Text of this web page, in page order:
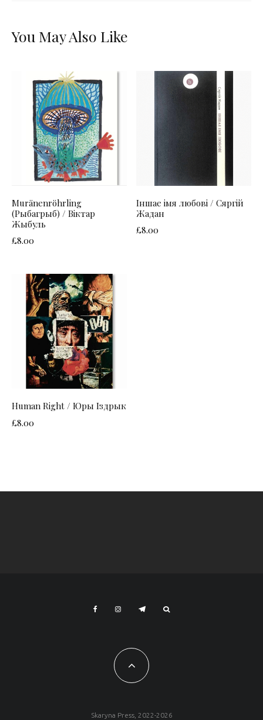
You May Also Like
Muränenröhrling
(Рыбагрыб) / Віктар
Жыбуль
£8.00
Іншае імя любові / Сяргій
Жадан
£8.00
Human Right / Юры Іздрык
£8.00
Skaryna Press, 2022-2026